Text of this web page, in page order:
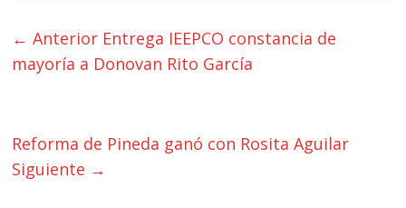
← Anterior Entrega IEEPCO constancia de
mayoría a Donovan Rito García
Reforma de Pineda ganó con Rosita Aguilar
Siguiente →